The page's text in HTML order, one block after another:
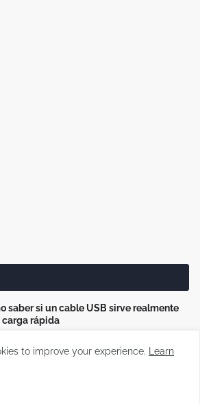
saber si un cable USB sirve realmente
carga rápida
to improve your experience.
Learn